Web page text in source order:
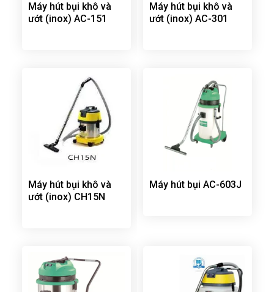
Máy hút bụi khô và
ướt (inox) AC-151
Máy hút bụi khô và
ướt (inox) AC-301
Máy hút bụi khô và
ướt (inox) CH15N
Máy hút bụi AC-603J